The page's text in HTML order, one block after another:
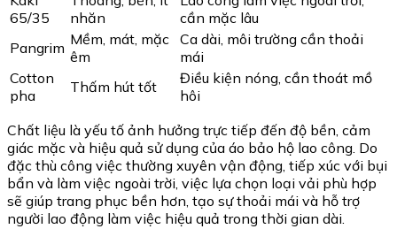
65/35
nhăn
cần mặc lâu
Pangrim Mềm, mát, mặc
êm
Ca dài, môi trường cần thoải
mái
Cotton
pha
Thấm hút tốt
Điều kiện nóng, cần thoát mồ
hôi
Chất liệu là yếu tố ảnh hưởng trực tiếp đến độ bền, cảm
giác mặc và hiệu quả sử dụng của áo bảo hộ lao công. Do
đặc thù công việc thường xuyên vận động, tiếp xúc với bụi
bẩn và làm việc ngoài trời, việc lựa chọn loại vải phù hợp
sẽ giúp trang phục bền hơn, tạo sự thoải mái và hỗ trợ
người lao động làm việc hiệu quả trong thời gian dài.